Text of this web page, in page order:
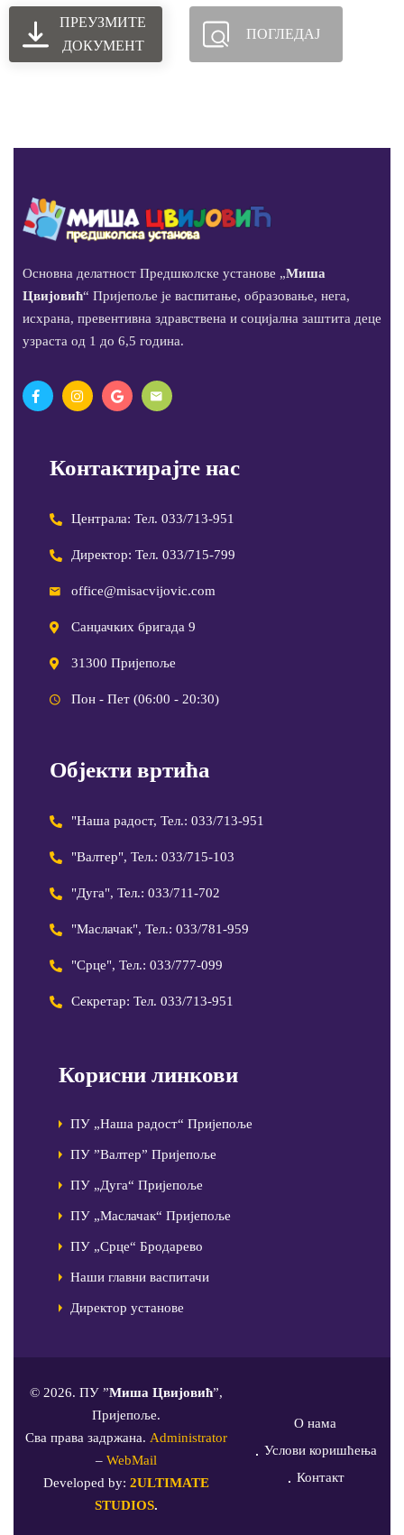
ПРЕУЗМИТЕ
ДОКУМЕНТ
ПОГЛЕДАЈ
Основна делатност Предшколске установе „Миша
Цвијовић“ Пријепоље је васпитање, образовање, нега,
исхрана, превентивна здравствена и социјална заштита деце
узраста од 1 до 6,5 година.
Контактирајте нас
Централа: Тел. 033/713-951
Директор: Тел. 033/715-799
office@misacvijovic.com
Санџачких бригада 9
31300 Пријепоље
Пон - Пет (06:00 - 20:30)
Објекти вртића
"Наша радост, Тел.: 033/713-951
"Валтер", Тел.: 033/715-103
"Дуга", Тел.: 033/711-702
"Маслачак", Тел.: 033/781-959
"Срце", Тел.: 033/777-099
Секретар: Тел. 033/713-951
Корисни линкови
ПУ „Наша радост“ Пријепоље
ПУ ”Валтер” Пријепоље
ПУ „Дуга“ Пријепоље
ПУ „Маслачак“ Пријепоље
ПУ „Срце“ Бродарево
Наши главни васпитачи
Директор установе
© 2026. ПУ ”Миша Цвијовић”,
Пријепоље.
Сва права задржана. Administrator
–WebMail
Developed by: 2ULTIMATE
STUDIOS.
О нама
Услови коришћења
Контакт